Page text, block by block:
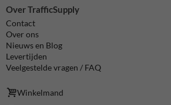
Over TrafficSupply
Contact
Over ons
Nieuws en Blog
Levertijden
Veelgestelde vragen / FAQ
Winkelmand